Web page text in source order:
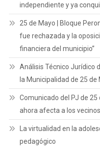
independiente y ya
25 de Mayo | Bloque
fue rechazada y la
financiera del municipio”
Análisis Técnico Jurídico
la Municipalidad de 25 de
Comunicado del PJ de
ahora afecta a los
La virtualidad en la
pedagógico